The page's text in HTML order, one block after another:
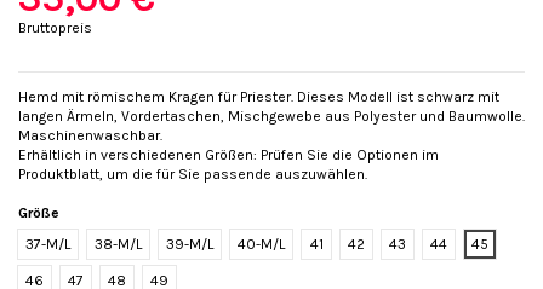
(4 Bewertungen)
Bruttopreis
Hemd mit römischem Kragen für Priester. Dieses Modell ist schwarz mit
langen Ärmeln, Vordertaschen, Mischgewebe aus Polyester und Baumwolle.
Maschinenwaschbar.
Erhältlich in verschiedenen Größen: Prüfen Sie die Optionen im
Produktblatt, um die für Sie passende auszuwählen.
Größe
37-M/L
38-M/L 39-M/L 40-M/L 41 42 43 44 45
46 47 48 49